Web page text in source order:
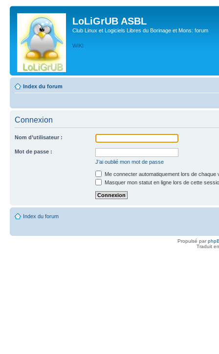
LoLiGrUB ASBL
Club Linux et Logiciels Libres du Borinage et Mons: forum
WIKI
Index du forum
Connexion
Nom d’utilisateur :
Mot de passe :
J’ai oublié mon mot de passe
Me connecter automatiquement lors de chaque
Masquer mon statut en ligne lors de cette
Index du forum
Propulsé par
Traduit